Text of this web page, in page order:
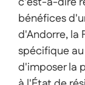
bénéfices
d'Andorre, la
spécifique
d'imposer la